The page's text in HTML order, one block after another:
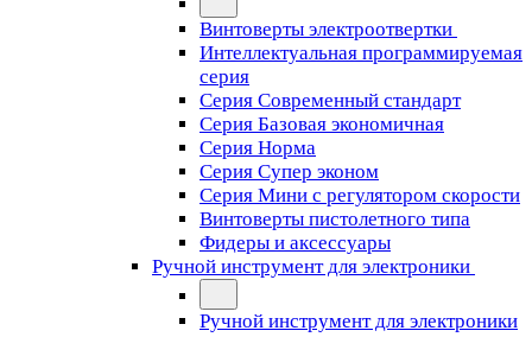
Винтоверты электроотвертки
Интеллектуальная программируемая
серия
Серия Современный стандарт
Серия Базовая экономичная
Серия Норма
Серия Cупер эконом
Серия Мини с регулятором скорости
Винтоверты пистолетного типа
Фидеры и аксессуары
Ручной инструмент для электроники
Ручной инструмент для электроники